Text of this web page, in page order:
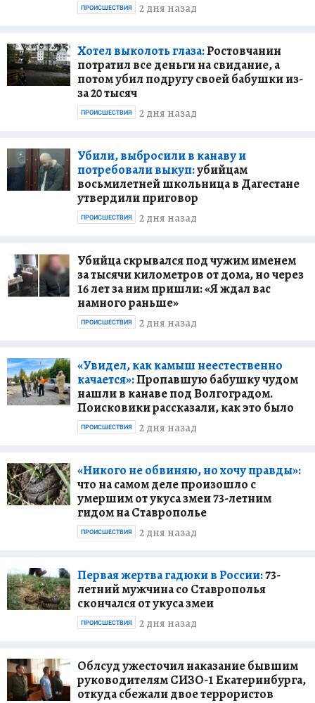
2 дня назад
ПРОИСШЕСТВИЯ
Хотел выколоть глаза:Ростовчанин
потратил все деньги на свидание, а
потом убил подругу своей бабушки из-
за 20 тысяч
2 дня назад
ПРОИСШЕСТВИЯ
Убили, выбросили в канаву и
потребовали выкуп:убийцам
восьмилетней школьница в Дагестане
утвердили приговор
2 дня назад
ПРОИСШЕСТВИЯ
Убийца скрывался под чужим именем
за тысячи километров от дома, но через
16 лет за ним пришли: «Я ждал вас
намного раньше»
2 дня назад
ПРОИСШЕСТВИЯ
«Увидел, как камыш неестественно
качается»:Пропавшую бабушку чудом
нашли в канаве под Волгоградом.
Поисковики рассказали, как это было
2 дня назад
ПРОИСШЕСТВИЯ
«Никого не обвиняю, но хочу правды»:
что на самом деле произошло с
умершим от укуса змеи 73-летним
гидом на Ставрополье
2 дня назад
ПРОИСШЕСТВИЯ
Первая жертва гадюки в России:73-
летний мужчина со Ставрополья
скончался от укуса змеи
2 дня назад
ПРОИСШЕСТВИЯ
Облсуд ужесточил наказание бывшим
руководителям СИЗО-1 Екатеринбурга,
откуда сбежали двое террористов